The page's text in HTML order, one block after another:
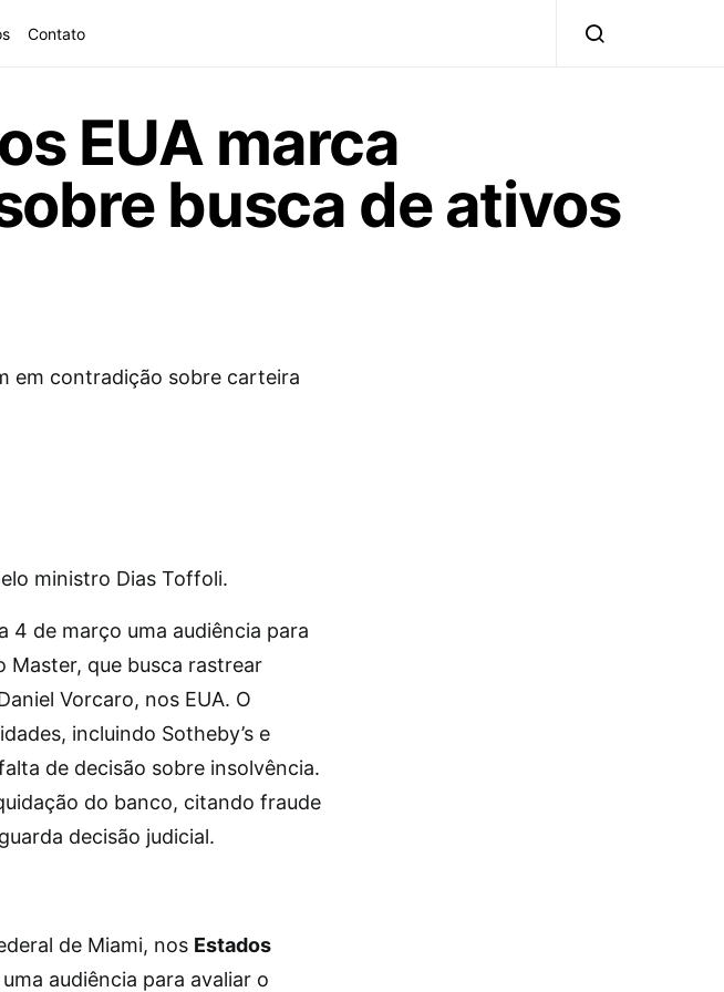
Contato
EUA marca
busca de ativos
em contradição sobre carteira
ministro Dias Toffoli.
4 de março uma audiência para
Master, que busca rastrear
Vorcaro, nos EUA. O
incluindo Sotheby’s e
de decisão sobre insolvência.
do banco, citando fraude
decisão judicial.
de Miami, nos Estados
audiência para avaliar o